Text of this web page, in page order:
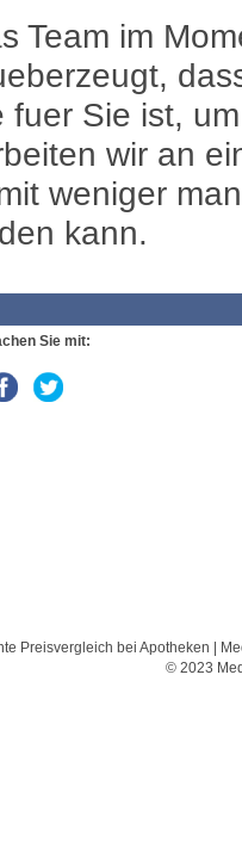
Team im
fuer Sie ist,
wir an
weniger
kann.
Sie mit:
Preisvergleich bei Apotheken |
© 2023